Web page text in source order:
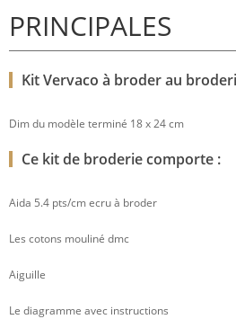
PRINCIPALES
Kit Vervaco à broder au
Dim du modèle terminé 18 x 24 cm
Ce kit de broderie comporte :
Aida 5.4 pts/cm ecru à broder
Les cotons mouliné dmc
Aiguille
Le diagramme avec instructions